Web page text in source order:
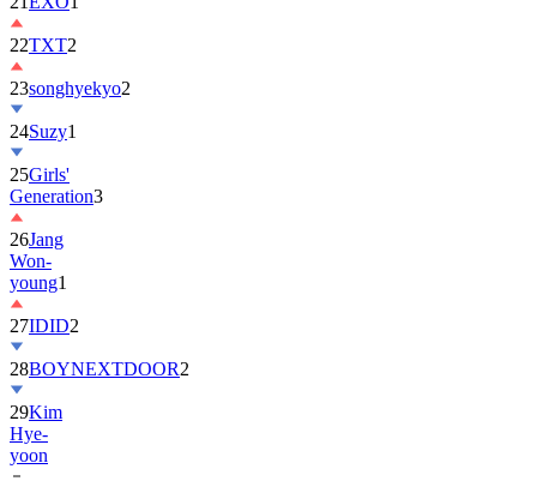
23songhyekyo
24Suzy1
25Girls'
Generation
26Jang
Won-
young1
27IDID
28BOYNEXTDOOR
29Kim
Hye-
yoon
30ATEEZ